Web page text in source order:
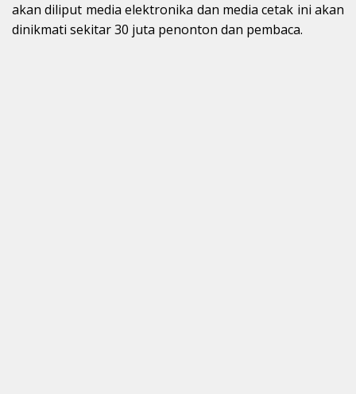
akan diliput media elektronika dan media cetak ini akan
dinikmati sekitar 30 juta penonton dan pembaca.